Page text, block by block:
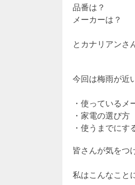
品番は？
メーカーは？
とカナリアンさ
今回は梅雨が近
・使っている
・家電の選び方
・使うまでにす
皆さんが気をつ
私はこんなこと